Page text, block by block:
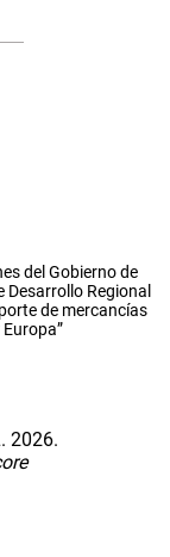
del Gobierno de
Regional
de mercancías
2026.